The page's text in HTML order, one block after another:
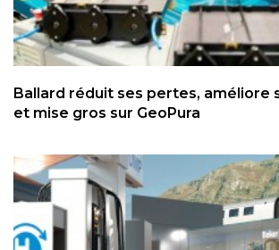
Ballard réduit ses pertes, améliore
et mise gros sur GeoPura